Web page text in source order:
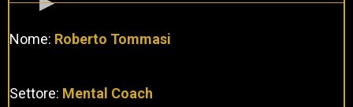
Nome: Roberto Tommasi
Settore: Mental Coach